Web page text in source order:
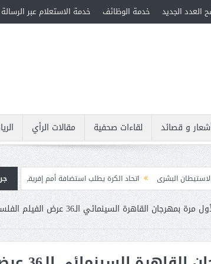
العدد الجديد خدمة الوظائف خدمة الاستعلام عبر الرسالة
و قصائد لقاءات صحفية مقالات الرأي
اتحاد الكرة يطلب استضافة أمم إفريقيا تحت 23 عامًا المؤهلة لأولمبياد 2028
لأول مرة بمهرجان القاهرة السينمائي